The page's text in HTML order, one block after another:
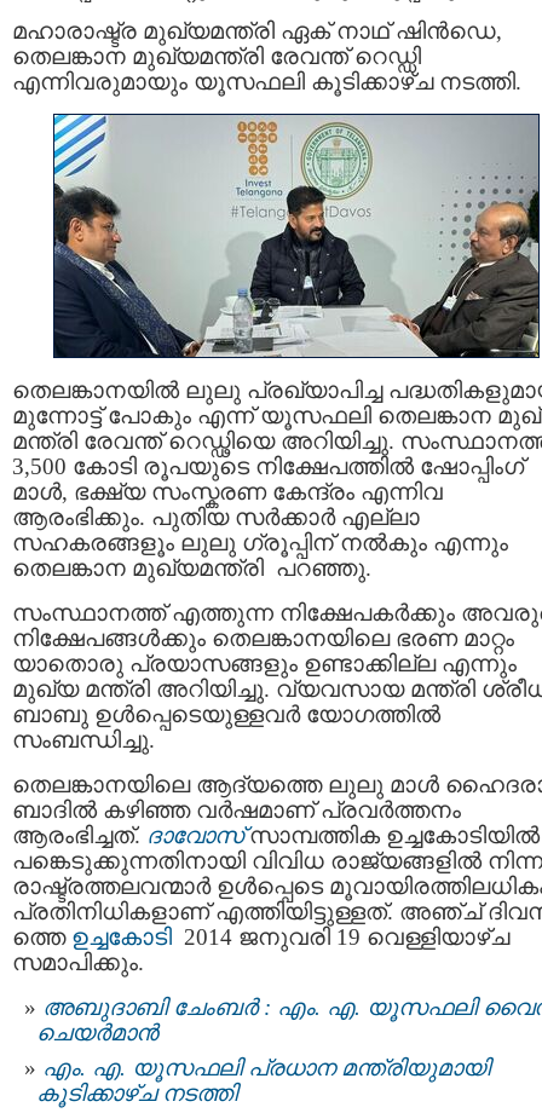
മഹാരാഷ്ട്ര മുഖ്യമന്ത്രി ഏക് നാഥ് ഷിൻഡെ,
തെലങ്കാന മുഖ്യമന്ത്രി രേവന്ത് റെഡ്ഡി
എന്നിവരുമായും യൂസഫലി കൂടിക്കാഴ്ച നടത്തി.
തെലങ്കാനയിൽ ലുലു പ്രഖ്യാപിച്ച
മുന്നോട്ട് പോകും എന്ന് യൂസഫലി തെലങ്കാന
മന്ത്രി രേവന്ത് റെഡ്ഢിയെ അറിയിച്ചു.
3,500 കോടി രൂപയുടെ നിക്ഷേപത്തിൽ ഷോപ്പിംഗ്
മാൾ, ഭക്ഷ്യ സംസ്കരണ കേന്ദ്രം എന്നിവ
ആരംഭിക്കും. പുതിയ സർക്കാർ എല്ലാ
സഹകരങ്ങളൂം ലുലു ഗ്രൂപ്പിന് നൽകും എന്നും
തെലങ്കാന മുഖ്യമന്ത്രി പറഞ്ഞു.
സംസ്ഥാനത്ത് എത്തുന്ന നിക്ഷേപകർക്കും
നിക്ഷേപങ്ങൾക്കും തെലങ്കാനയിലെ ഭരണ മാറ്റം
യാതൊരു പ്രയാസങ്ങളും ഉണ്ടാക്കില്ല എന്നും
മുഖ്യ മന്ത്രി അറിയിച്ചു. വ്യവസായ മന്ത്രി
ബാബു ഉൾപ്പെടെയുള്ളവർ യോഗത്തിൽ
സംബന്ധിച്ചു.
തെലങ്കാനയിലെ ആദ്യത്തെ ലുലു മാൾ
ബാദിൽ കഴിഞ്ഞ വർഷമാണ് പ്രവർത്തനം
ആരംഭിച്ചത്. ദാവോസ്സാമ്പത്തിക ഉച്ചകോടിയിൽ
പങ്കെടുക്കുന്നതിനായി വിവിധ രാജ്യങ്ങളിൽ
രാഷ്ട്രത്തലവന്മാർ ഉൾപ്പെടെ
പ്രതിനിധികളാണ് എത്തിയിട്ടുള്ളത്. അഞ്ച്
ത്തെഉച്ചകോടി 2014 ജനുവരി 19 വെള്ളിയാഴ്ച
സമാപിക്കും.
അബുദാബി ചേംബര്‍ : എം. എ. യൂസഫലി
ചെയര്‍മാന്‍
എം. എ. യൂസഫലി പ്രധാന മന്ത്രിയുമായി
കൂടിക്കാഴ്ച നടത്തി